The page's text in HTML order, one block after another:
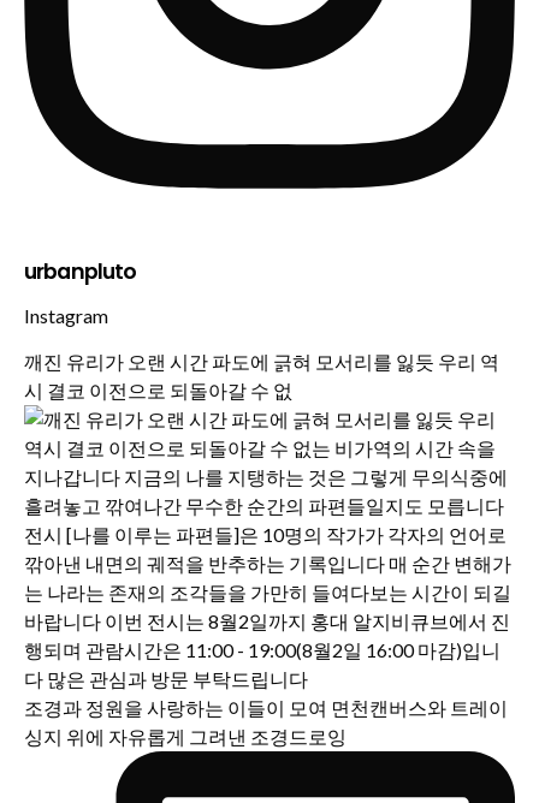
urbanpluto
Instagram
깨진 유리가 오랜 시간 파도에 긁혀 모서리를 잃듯 우리 역
시 결코 이전으로 되돌아갈 수 없
조경과 정원을 사랑하는 이들이 모여 면천캔버스와 트레이
싱지 위에 자유롭게 그려낸 조경드로잉